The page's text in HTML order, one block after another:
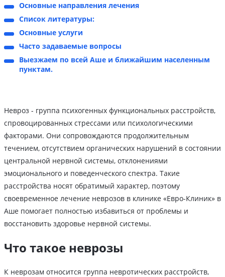
Основные направления лечения
Список литературы:
Основные услуги
Часто задаваемые вопросы
Выезжаем по всей Аше и ближайшим населенным
пунктам.
Невроз - группа психогенных функциональных расстройств,
спровоцированных стрессами или психологическими
факторами. Они сопровождаются продолжительным
течением, отсутствием органических нарушений в состоянии
центральной нервной системы, отклонениями
эмоционального и поведенческого спектра. Такие
расстройства носят обратимый характер, поэтому
своевременное лечение неврозов в клинике «Евро-Клиник» в
Аше помогает полностью избавиться от проблемы и
восстановить здоровье нервной системы.
Что такое неврозы
К неврозам относится группа невротических расстройств,